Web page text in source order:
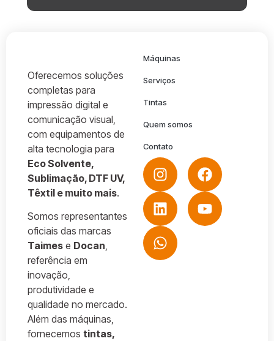
Oferecemos soluções
completas para
impressão digital e
comunicação visual,
com equipamentos de
alta tecnologia para
Eco Solvente,
Sublimação, DTF UV,
Têxtil e muito mais.
Somos representantes
oficiais das marcas
Taimes e Docan,
referência em
inovação,
produtividade e
qualidade no mercado.
Além das máquinas,
fornecemos tintas,
Máquinas
Serviços
Tintas
Quem somos
Contato